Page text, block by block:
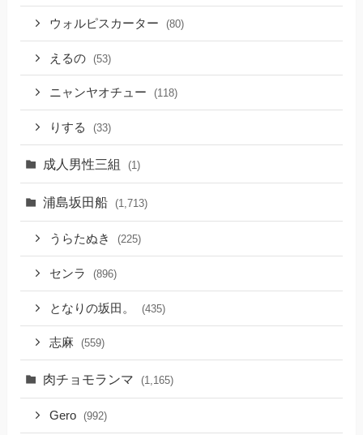
ウォルピスカーター (80)
えるの (53)
ニャンヤオチュー (118)
りする (33)
成人男性三組 (1)
浦島坂田船 (1,713)
うらたぬき (225)
センラ (896)
となりの坂田。 (435)
志麻 (559)
肉チョモランマ (1,165)
Gero (992)